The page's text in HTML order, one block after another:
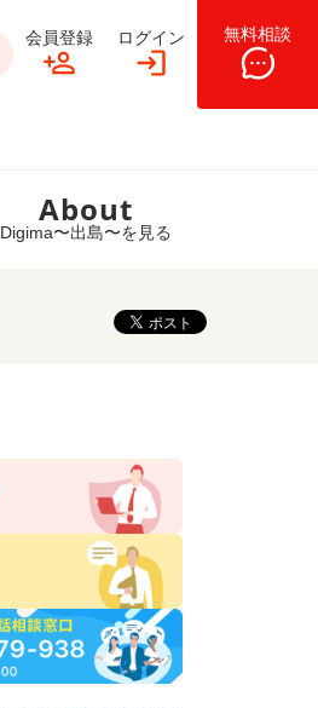
会員登録 ログイン 無料相談
About
Digima〜出島〜を見る